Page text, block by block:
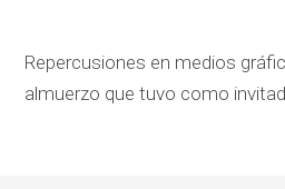
Repercusiones en medios
almuerzo que tuvo como